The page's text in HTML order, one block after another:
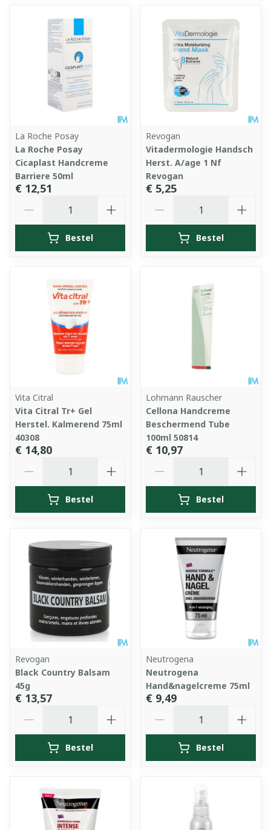
La Roche Posay
La Roche Posay
Cicaplast Handcreme
Barriere 50ml
€ 12,51
Bestel
Revogan
Vitadermologie Handsch
Herst. A/age 1 Nf
Revogan
€ 5,25
Bestel
Vita Citral
Vita Citral Tr+ Gel
Herstel. Kalmerend 75ml
40308
€ 14,80
Bestel
Lohmann Rauscher
Cellona Handcreme
Beschermend Tube
100ml 50814
€ 10,97
Bestel
Revogan
Black Country Balsam
45g
€ 13,57
Bestel
Neutrogena
Neutrogena
Hand&nagelcreme 75ml
€ 9,49
Bestel